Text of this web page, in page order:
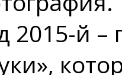
2015-й –